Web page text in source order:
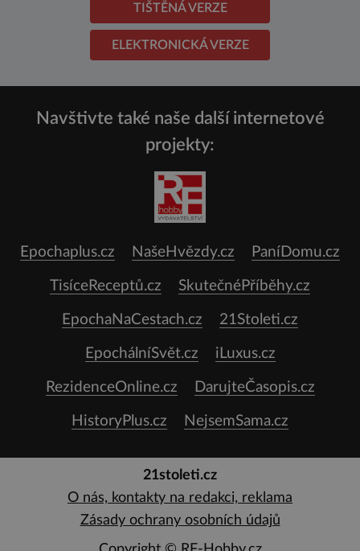
TIŠTĚNÁ VERZE
ELEKTRONICKÁ VERZE
Navštivte také naše další internetové
projekty:
Epochaplus.cz NašeHvězdy.cz PaníDomu.cz
TisíceReceptů.cz SkutečnéPříběhy.cz
EpochaNaCestach.cz 21Stoleti.cz
EpochálníSvět.cz iLuxus.cz
RezidenceOnline.cz DarujteČasopis.cz
HistoryPlus.cz NejsemSama.cz
21stoleti.cz
O nás, kontakty na redakci, reklama
Zásady ochrany osobních údajů